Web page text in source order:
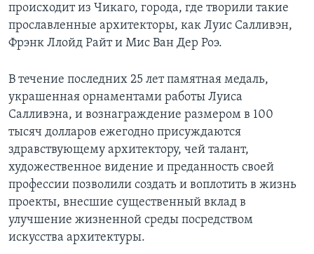
Learning English
происходит из Чикаго, города, где творили такие
прославленные архитекторы, как Луис Салливэн,
Фрэнк Ллойд Райт и Мис Ван Дер Роэ.
В течение последних 25 лет памятная медаль,
украшенная орнаментами работы Луиса
Салливэна, и вознаграждение размером в 100
тысяч долларов ежегодно присуждаются
здравствующему архитектору, чей талант,
художественное видение и преданность своей
профессии позволили создать и воплотить в жизнь
проекты, внесшие существенный вклад в
улучшение жизненной среды посредством
искусства архитектуры.